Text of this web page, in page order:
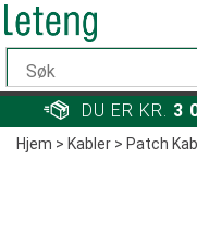
DU ER KR. 3
Hjem>Kabler>Patch